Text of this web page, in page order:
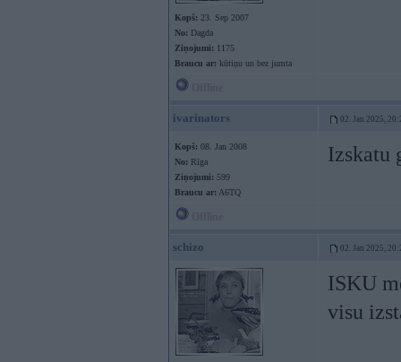
Kopš: 23. Sep 2007
No: Dagda
Ziņojumi: 1175
Braucu ar: kūtiņu un bez jumta
ivarinators 02. Jan 2025,
Kopš: 08. Jan 2008
No: Rīga
Ziņojumi: 599
Braucu ar: A6TQ
Izskatu
schizo 02. Jan 2025,
ISKU
visu